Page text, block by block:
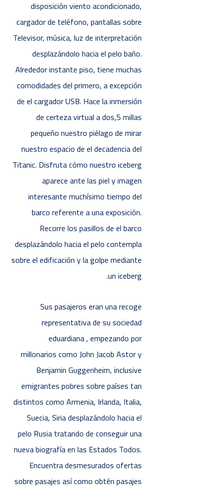
disposición viento acondicionado,
cargador de teléfono, pantallas sobre
Televisor, música, luz de interpretación
desplazándolo hacia el pelo baño.
Alrededor instante piso, tiene muchas
comodidades del primero, a excepción
de el cargador USB. Hace la inmersión
de certeza virtual a dos,5 millas
pequeño nuestro piélago de mirar
nuestro espacio de el decadencia del
Titanic. Disfruta cómo nuestro iceberg
aparece ante las piel y imagen
interesante muchísimo tiempo del
barco referente a una exposición.
Recorre los pasillos de el barco
desplazándolo hacia el pelo contempla
sobre el edificación y la golpe mediante
un iceberg.
Sus pasajeros eran una recoge
representativa de su sociedad
eduardiana , empezando por
millonarios como John Jacob Astor y
Benjamin Guggenheim, inclusive
emigrantes pobres sobre países tan
distintos como Armenia, Irlanda, Italia,
Suecia, Siria desplazándolo hacia el
pelo Rusia tratando de conseguir una
nueva biografía en las Estados Todos.
Encuentra desmesurados ofertas
sobre pasajes así­ como obtén pasajes